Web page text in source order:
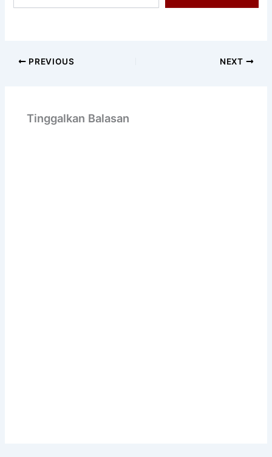
Anda...
PREVIOUS NEXT
Tinggalkan Balasan